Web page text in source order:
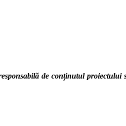
de conținutul proiectului